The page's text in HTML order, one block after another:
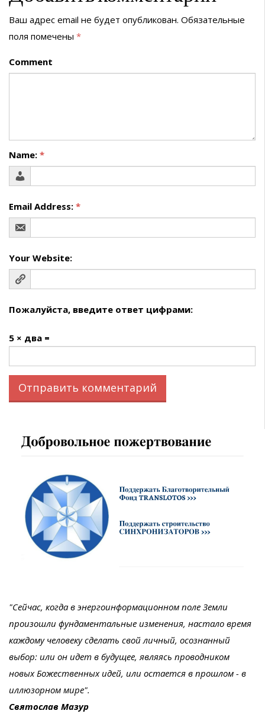
Ваш адрес email не будет опубликован. Обязательные
поля помечены *
Comment
Name: *
Email Address: *
Your Website:
Пожалуйста, введите ответ цифрами:
5 × два =
"Сейчас, когда в энергоинформационном поле Земли
произошли фундаментальные изменения, настало время
каждому человеку сделать свой личный, осознанный
выбор: или он идет в будущее, являясь проводником
новых Божественных идей, или остается в прошлом - в
иллюзорном мире".
Святослав Мазур